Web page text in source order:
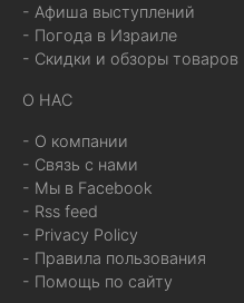
- Афиша выступлений
- Погода в Израиле
- Скидки и обзоры товаров
О НАС
- О компании
- Связь с нами
- Мы в Facebook
- Rss feed
- Privacy Policy
- Правила пользования
- Помощь по сайту